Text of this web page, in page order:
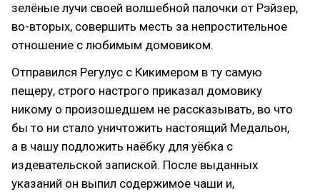
зелёные лучи своей волшебной палочки от Рэйзер,
во-вторых, совершить месть за непростительное
отношение с любимым домовиком.
Отправился Регулус с Кикимером в ту самую
пещеру, строго настрого приказал домовику
никому о произошедшем не рассказывать, во что
бы то ни стало уничтожить настоящий Медальон,
а в чашу подложить наёбку для уёбка с
издевательской запиской. После выданных
указаний он выпил содержимое чаши и,